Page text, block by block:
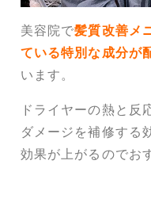
美容院で髪質改善メ
ている特別な成分が
います。
ドライヤーの熱と反
ダメージを補修する
効果が上がるのでお